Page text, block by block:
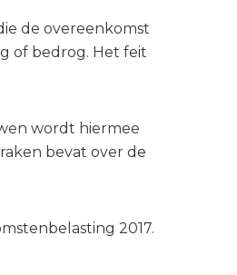
de overeenkomst
of bedrog. Het feit
wordt hiermee
bevat over de
2017.